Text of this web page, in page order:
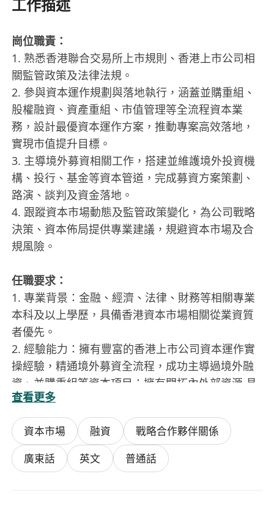
工作描述
崗位職責：
1. 熟悉香港聯合交易所上市規則、香港上市公司相
關監管政策及法律法規。
2. 參與資本運作規劃與落地執行，涵蓋並購重組、
股權融資、資產重組、市值管理等全流程資本業
務，設計最優資本運作方案，推動專案高效落地，
實現市值提升目標。
3. 主導境外募資相關工作，搭建並維護境外投資機
構、投行、基金等資本管道，完成募資方案策劃、
路演、談判及資金落地。
4. 跟蹤資本市場動態及監管政策變化，為公司戰略
決策、資本佈局提供專業建議，規避資本市場及合
規風險。
任職要求：
1. 專業背景：金融、經濟、法律、財務等相關專業
本科及以上學歷，具備香港資本市場相關從業資質
者優先。
2. 經驗能力：擁有豐富的香港上市公司資本運作實
操經驗，精通境外募資全流程，成功主導過境外融
資、並購重組等資本項目；擁有開拓內外部資源,具
有引入公司戰略投資者的資源；具備直接與香港聯
交所溝通對接的經驗，熟悉監管溝通流程與要點。
3. 專業素養：深度掌握香港上市公司治理準則、上
市規則及各類監管政策，具備較強的合規意識、資
本運作業務能力及風險把控能力。
查看更多
資本市場 融資
戰略合作夥伴關係
廣東話
英文 普通話